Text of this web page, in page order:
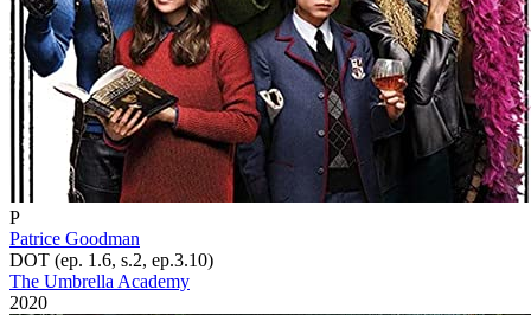
P
Patrice Goodman
DOT (ep. 1.6, s.2, ep.3.10)
The Umbrella Academy
2020